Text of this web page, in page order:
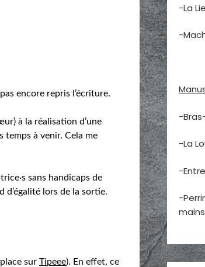
encore repris l’écriture.
à la réalisation d’une
temps à venir. Cela me
sans handicaps de
d’égalité lors de la sortie.
place surTipeee). En effet, ce
-La
-
-
-La
-
-